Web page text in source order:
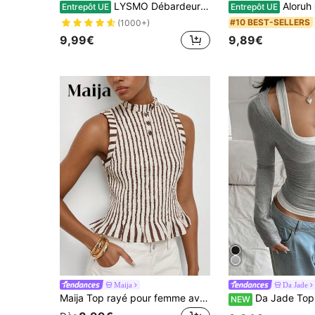
Entrepôt UE LYSMO Débardeur sexy à col V profond de couleur unie pour femmes
(1000+)
9,99€
Entrepôt UE Aloruh Débardeur à nœud
#10 BEST-SELLERS
9,89€
Maija
Maija Top rayé pour femme avec taille froncée, silhouette ajustée, col plissé, petit design ajouré, sans manches pour l'été
Da Jade
NEW Da Jade Top décontracté 2 en 1